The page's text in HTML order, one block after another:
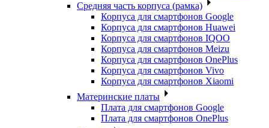
Средняя часть корпуса (рамка)
Корпуса для смартфонов Google
Корпуса для смартфонов Huawei
Корпуса для смартфонов IQOO
Корпуса для смартфонов Meizu
Корпуса для смартфонов OnePlus
Корпуса для смартфонов Vivo
Корпуса для смартфонов Xiaomi
Материнские платы
Плата для смартфонов Google
Плата для смартфонов OnePlus